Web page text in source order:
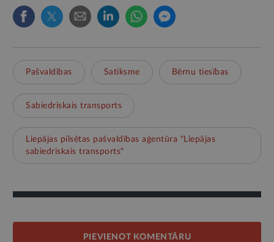
Pašvaldības Satiksme Bērnu tiesības
Sabiedriskais transports
Liepājas pilsētas pašvaldības aģentūra "Liepājas
sabiedriskais transports"
PIEVIENOT KOMENTĀRU